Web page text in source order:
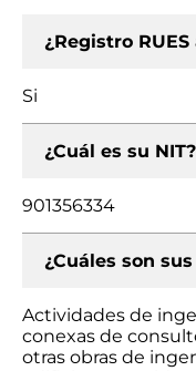
¿Registro
Si
¿Cuál es su NIT?
901356334
¿Cuáles son
Actividades de
conexas de
otras obras de